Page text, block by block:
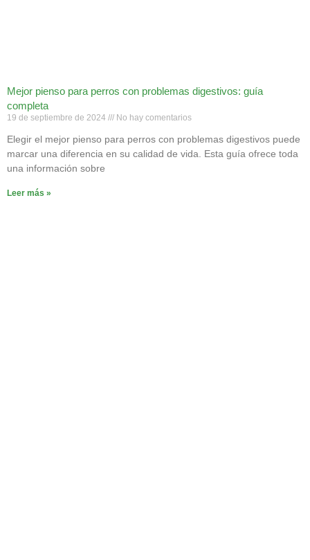
Mejor pienso para perros con problemas digestivos: guía
completa
19 de septiembre de 2024 No hay comentarios
Elegir el mejor pienso para perros con problemas digestivos puede
marcar una diferencia en su calidad de vida. Esta guía ofrece toda
una información sobre
Leer más »